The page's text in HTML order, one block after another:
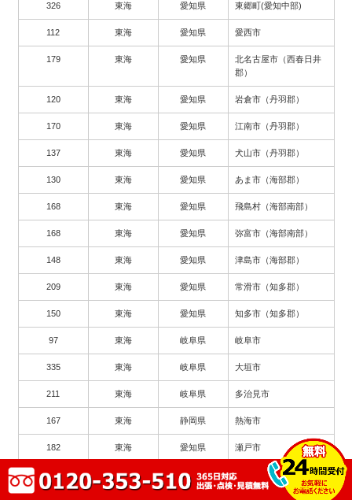
326 東海 愛知県 東郷町(愛知中部)
112 東海 愛知県 愛西市
179 東海 愛知県
北名古屋市（西春日井
郡）
120 東海 愛知県 岩倉市（丹羽郡）
170 東海 愛知県 江南市（丹羽郡）
137 東海 愛知県 犬山市（丹羽郡）
130 東海 愛知県 あま市（海部郡）
168 東海 愛知県 飛島村（海部南部）
168 東海 愛知県 弥富市（海部南部）
148 東海 愛知県 津島市（海部郡）
209 東海 愛知県 常滑市（知多郡）
150 東海 愛知県 知多市（知多郡）
97 東海 岐阜県 岐阜市
335 東海 岐阜県 大垣市
211 東海 岐阜県 多治見市
167 東海 静岡県 熱海市
182 東海 愛知県 瀬戸市
263 東海 愛知県 豊川市